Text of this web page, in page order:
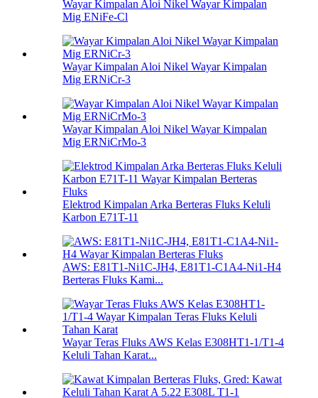
Wayar Kimpalan Aloi Nikel Wayar Kimpalan
Mig ENiFe-Cl
Wayar Kimpalan Aloi Nikel Wayar Kimpalan
Mig ERNiCr-3
Wayar Kimpalan Aloi Nikel Wayar Kimpalan
Mig ERNiCrMo-3
Elektrod Kimpalan Arka Berteras Fluks Keluli
Karbon E71T-11
AWS: E81T1-Ni1C-JH4, E81T1-C1A4-Ni1-H4
Berteras Fluks Kami...
Wayar Teras Fluks AWS Kelas E308HT1-1/T1-4
Keluli Tahan Karat...